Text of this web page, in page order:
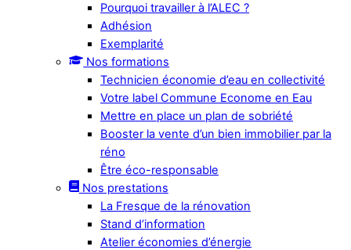
Pourquoi travailler à l’ALEC ?
Adhésion
Exemplarité
Nos formations
Technicien économie d’eau en collectivité
Votre label Commune Econome en Eau
Mettre en place un plan de sobriété
Booster la vente d’un bien immobilier par la
réno
Être éco-responsable
Nos prestations
La Fresque de la rénovation
Stand d’information
Atelier économies d’énergie